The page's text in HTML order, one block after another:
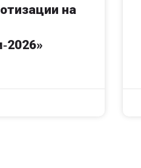
на